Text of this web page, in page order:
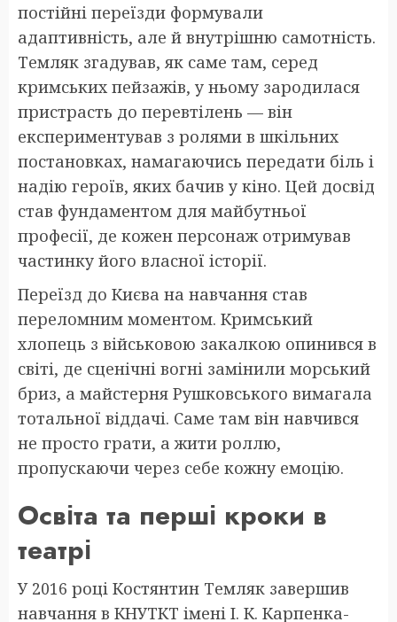
постійні переїзди формували
адаптивність, але й внутрішню самотність.
Темляк згадував, як саме там, серед
кримських пейзажів, у ньому зародилася
пристрасть до перевтілень — він
експериментував з ролями в шкільних
постановках, намагаючись передати біль і
надію героїв, яких бачив у кіно. Цей досвід
став фундаментом для майбутньої
професії, де кожен персонаж отримував
частинку його власної історії.
Переїзд до Києва на навчання став
переломним моментом. Кримський
хлопець з військовою закалкою опинився в
світі, де сценічні вогні замінили морський
бриз, а майстерня Рушковського вимагала
тотальної віддачі. Саме там він навчився
не просто грати, а жити роллю,
пропускаючи через себе кожну емоцію.
Освіта та перші кроки в
театрі
У 2016 році Костянтин Темляк завершив
навчання в КНУТКТ імені І. К. Карпенка-